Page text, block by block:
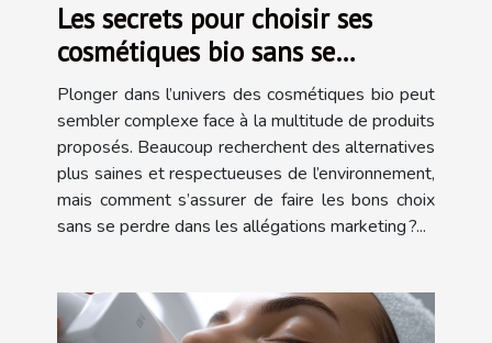
Les secrets pour choisir ses
cosmétiques bio sans se
tromper
Plonger dans l’univers des cosmétiques bio peut
sembler complexe face à la multitude de produits
proposés. Beaucoup recherchent des alternatives
plus saines et respectueuses de l’environnement,
mais comment s’assurer de faire les bons choix
sans se perdre dans les allégations marketing ?...